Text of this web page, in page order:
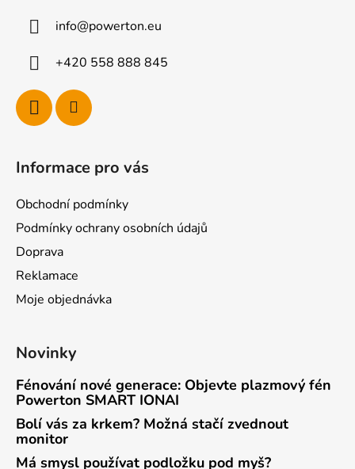
info@powerton.eu
+420 558 888 845
Informace pro vás
Obchodní podmínky
Podmínky ochrany osobních údajů
Doprava
Reklamace
Moje objednávka
Novinky
Fénování nové generace: Objevte plazmový fén
Powerton SMART IONAI
Bolí vás za krkem? Možná stačí zvednout
monitor
Má smysl používat podložku pod myš?